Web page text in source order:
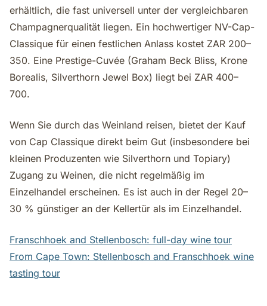
erhältlich, die fast universell unter der vergleichbaren
Champagnerqualität liegen. Ein hochwertiger NV-Cap-
Classique für einen festlichen Anlass kostet ZAR 200–
350. Eine Prestige-Cuvée (Graham Beck Bliss, Krone
Borealis, Silverthorn Jewel Box) liegt bei ZAR 400–
700.
Wenn Sie durch das Weinland reisen, bietet der Kauf
von Cap Classique direkt beim Gut (insbesondere bei
kleinen Produzenten wie Silverthorn und Topiary)
Zugang zu Weinen, die nicht regelmäßig im
Einzelhandel erscheinen. Es ist auch in der Regel 20–
30 % günstiger an der Kellertür als im Einzelhandel.
Franschhoek and Stellenbosch: full-day wine tour
From Cape Town: Stellenbosch and Franschhoek wine
tasting tour